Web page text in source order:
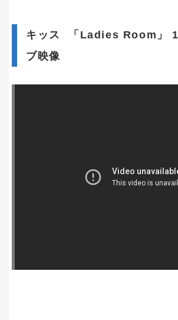
キッス 「Ladies Room」
ブ映像